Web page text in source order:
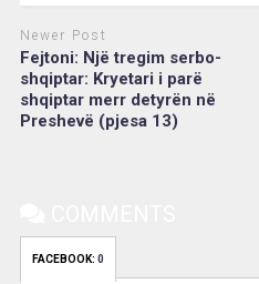
Newer Post
Fejtoni: Një tregim serbo-
shqiptar: Kryetari i parë
shqiptar merr detyrën në
Preshevë (pjesa 13)
FACEBOOK: 0